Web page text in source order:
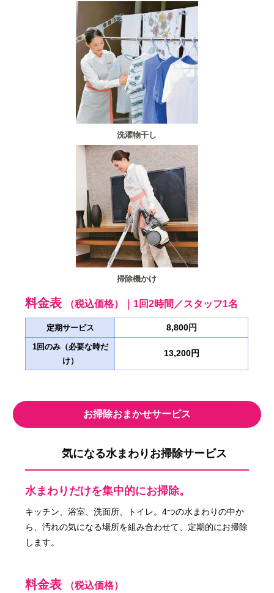
洗濯物干し
掃除機かけ
料金表 （税込価格）｜1回2時間／スタッフ1名
定期サービス 8,800円
1回のみ（必要な時だ
け）
13,200円
お掃除おまかせサービス
気になる水まわりお掃除サービス
水まわりだけを集中的にお掃除。
キッチン、浴室、洗面所、トイレ。4つの水まわりの中か
ら、汚れの気になる場所を組み合わせて、定期的にお掃除
します。
料金表 （税込価格）